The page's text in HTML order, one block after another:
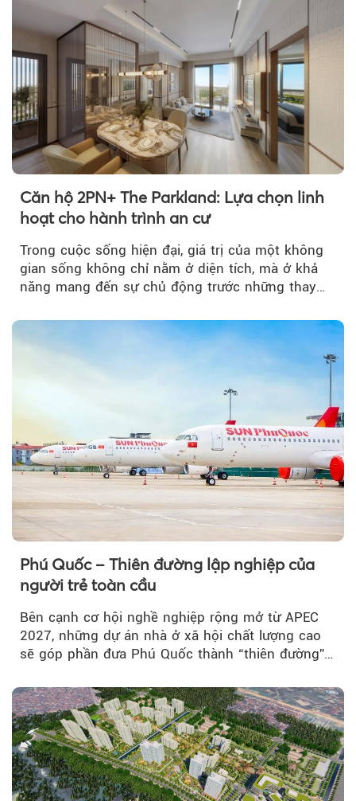
Căn hộ 2PN+ The Parkland: Lựa chọn linh
hoạt cho hành trình an cư
Trong cuộc sống hiện đại, giá trị của một không
gian sống không chỉ nằm ở diện tích, mà ở khả
năng mang đến sự chủ động trước những thay
Phú Quốc – Thiên đường lập nghiệp của
người trẻ toàn cầu
Bên cạnh cơ hội nghề nghiệp rộng mở từ APEC
2027, những dự án nhà ở xã hội chất lượng cao
sẽ góp phần đưa Phú Quốc thành “thiên đường”